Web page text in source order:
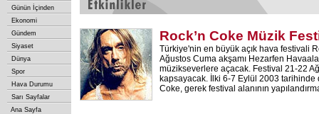
Günün İçinden
Ekonomi
Gündem
Siyaset
Dünya
Spor
Hava Durumu
Sarı Sayfalar
Ana Sayfa
Rock’n Coke Müzik
Türkiye'nin en büyük açık hava festivali
Ağustos Cuma akşamı Hezarfen
müzikseverlere açacak. Festival 21-22
kapsayacak. İlki 6-7 Eylül 2003
Coke, gerek festival alanının